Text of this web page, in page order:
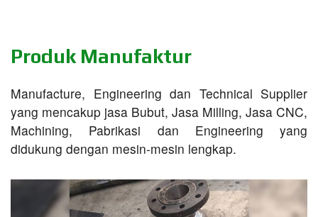
Produk Manufaktur
Manufacture, Engineering dan Technical Supplier
yang mencakup jasa Bubut, Jasa Milling, Jasa CNC,
Machining, Pabrikasi dan Engineering yang
didukung dengan mesin-mesin lengkap.